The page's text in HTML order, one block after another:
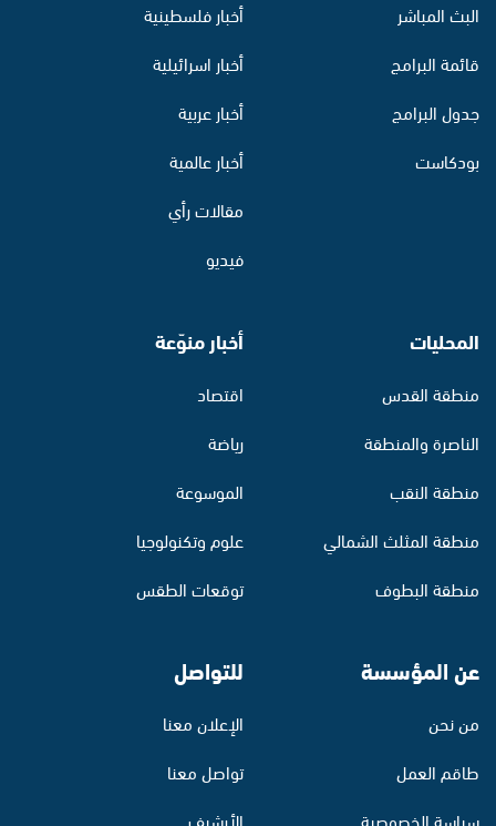
البث المباشر
قائمة البرامج
جدول البرامج
بودكاست
أخبار فلسطينية
أخبار اسرائيلية
أخبار عربية
أخبار عالمية
مقالات رأي
فيديو
المحليات
منطقة القدس
الناصرة والمنطقة
منطقة النقب
منطقة المثلث الشمالي
منطقة البطوف
أخبار منوّعة
اقتصاد
رياضة
الموسوعة
علوم وتكنولوجيا
توقعات الطقس
عن المؤسسة
من نحن
طاقم العمل
للتواصل
الإعلان معنا
تواصل معنا